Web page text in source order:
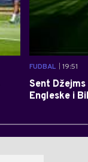
FUDBAL | 19:51
Sent
Engleske i